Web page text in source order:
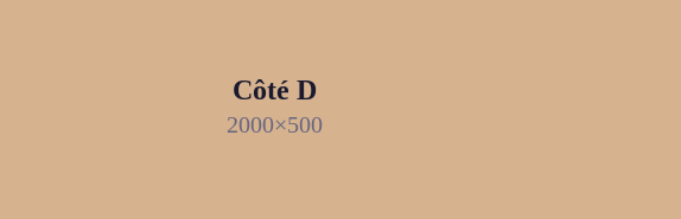
Côté D
2000×500